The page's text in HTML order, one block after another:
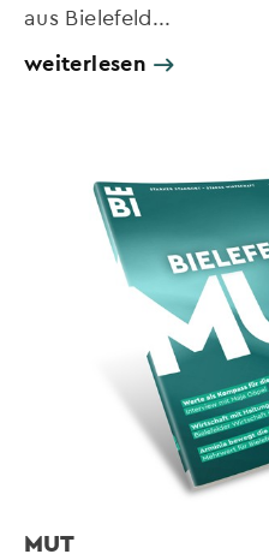
aus Bielefeld...
weiterlesen
MUT